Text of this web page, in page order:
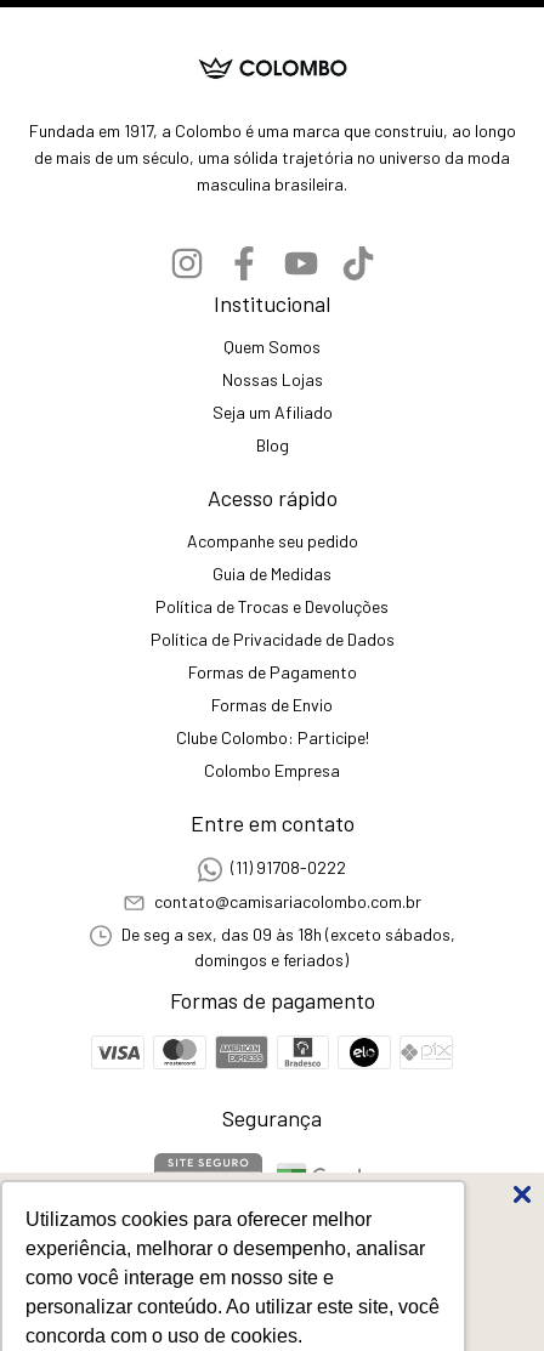
Favoritos dos Pais
até50%off
Utilizamos cookies para oferecer melhor
experiência, melhorar o desempenho, analisar
como você interage em nosso site e
personalizar conteúdo. Ao utilizar este site, você
concorda com o uso de cookies.
Fundada em 1917, a Colombo é uma marca que construiu, ao longo
de mais de um século, uma sólida trajetória no universo da moda
masculina brasileira.
Institucional
Quem Somos
Nossas Lojas
Seja um Afiliado
Blog
Acesso rápido
Acompanhe seu pedido
Guia de Medidas
Política de Trocas e Devoluções
Política de Privacidade de Dados
Formas de Pagamento
Formas de Envio
Clube Colombo: Participe!
Colombo Empresa
Entre em contato
(11) 91708-0222
contato@camisariacolombo.com.br
De seg a sex, das 09 às 18h (exceto sábados,
domingos e feriados)
Formas de pagamento
Segurança
Camisa Social Masculina Listrada Manga Longa Azul Royal Regular
Fit- Camisaria Colombo
©2026. Todos os direitos reservados - 58460081000192. Todos os direitos